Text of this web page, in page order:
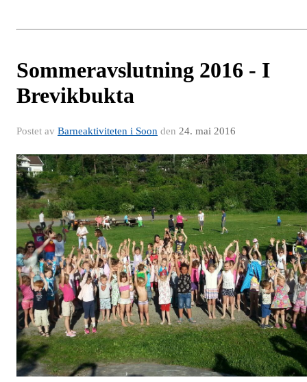
Sommeravslutning 2016 - I
Brevikbukta
Postet av Barneaktiviteten i Soon den 24. mai 2016